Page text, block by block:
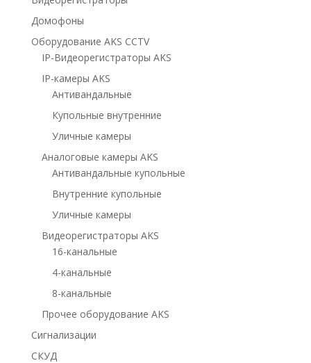
Домофоны
Оборудование AKS CCTV
IP-Видеорегистраторы AKS
IP-камеры AKS
Антивандальные
Купольные внутренние
Уличные камеры
Аналоговые камеры AKS
Антивандальные купольные
Внутренние купольные
Уличные камеры
Видеорегистраторы AKS
16-канальные
4-канальные
8-канальные
Прочее оборудование AKS
Сигнализации
СКУД